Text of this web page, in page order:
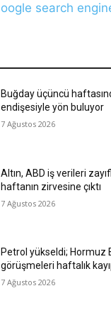
Buğday üçüncü
endişesiyle yön buluyor
7 Ağustos 2026
Altın, ABD iş verileri
haftanın zirvesine çıktı
7 Ağustos 2026
Petrol yükseldi; Hormuz
görüşmeleri haftalık
7 Ağustos 2026